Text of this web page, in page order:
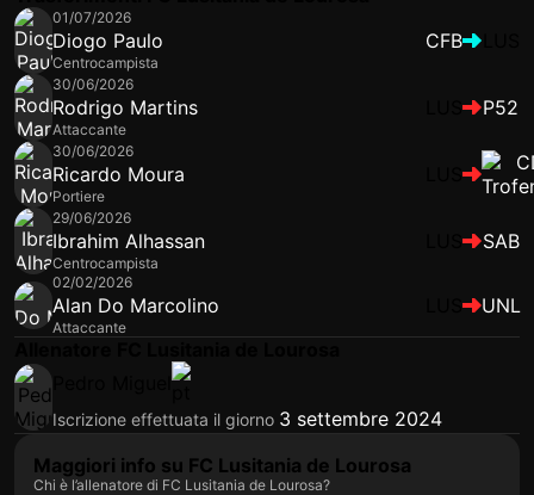
01/07/2026
Diogo Paulo
Centrocampista
CFB
30/06/2026
Rodrigo Martins
Attaccante
P52
30/06/2026
Ricardo Moura
Portiere
29/06/2026
Ibrahim Alhassan
Centrocampista
SAB
02/02/2026
Alan Do Marcolino
Attaccante
UNL
Iscrizione effettuata il giorno 3 settembre 2024
Maggiori info su FC Lusitania de Lourosa
Chi è l’allenatore di FC Lusitania de Lourosa?